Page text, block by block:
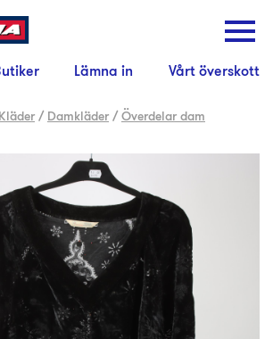
Lämna in Vårt överskott
Kläder / Damkläder /Överdelar dam